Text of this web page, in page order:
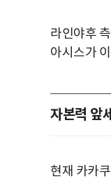
라인야후
아시스가
자본력 앞
현재 카카